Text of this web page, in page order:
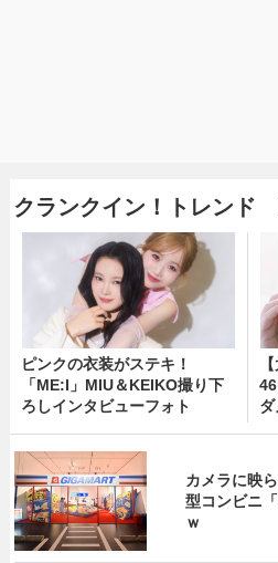
クランクイン！トレンド
ピンクの衣装がステキ！
「ME:I」MIU＆KEIKO撮り下
ろしインタビューフォト
カメラに映
型コンビニ
ｗ